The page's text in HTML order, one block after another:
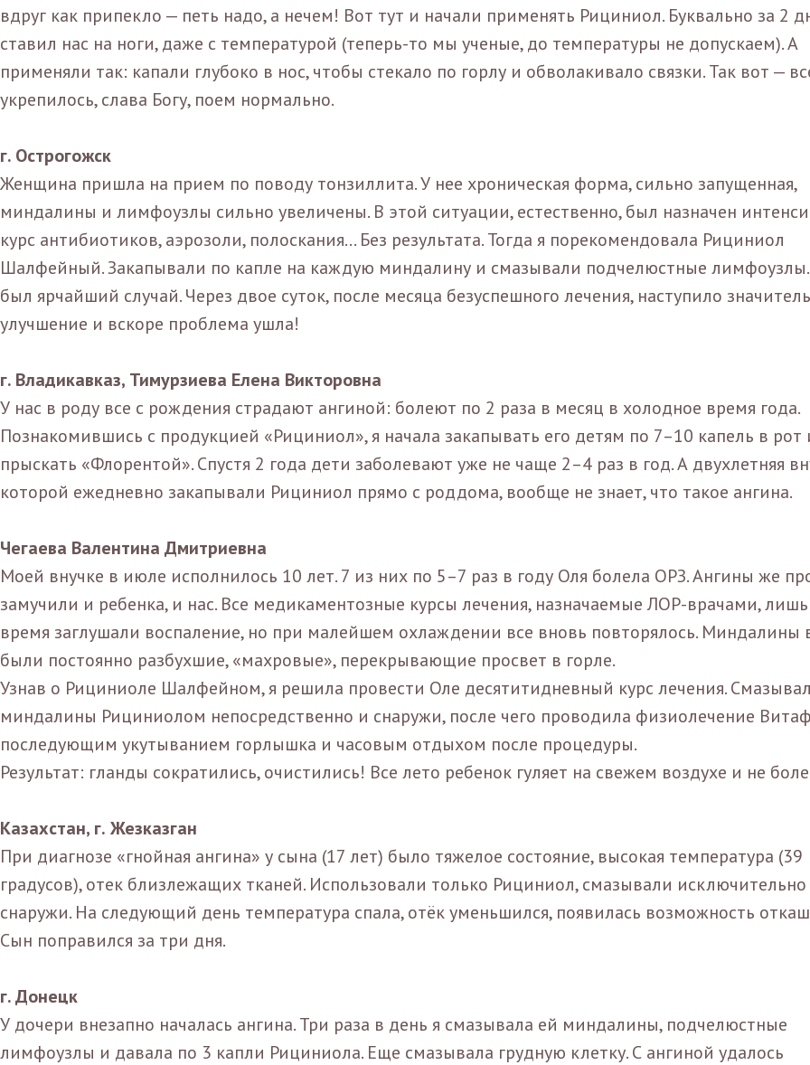
вдруг как припекло — петь надо, а нечем! Вот тут и начали применять Рициниол. Буквально за 2
ставил нас на ноги, даже с температурой (теперь-то мы ученые, до температуры не допускаем). А
применяли так: капали глубоко в нос, чтобы стекало по горлу и обволакивало связки. Так вот —
укрепилось, слава Богу, поем нормально.
г. Острогожск
Женщина пришла на прием по поводу тонзиллита. У нее хроническая форма, сильно запущенная,
миндалины и лимфоузлы сильно увеличены. В этой ситуации, естественно, был назначен
курс антибиотиков, аэрозоли, полоскания... Без результата. Тогда я порекомендовала Рициниол
Шалфейный. Закапывали по капле на каждую миндалину и смазывали подчелюстные
был ярчайший случай. Через двое суток, после месяца безуспешного лечения, наступило
улучшение и вскоре проблема ушла!
г. Владикавказ, Тимурзиева Елена Викторовна
У нас в роду все с рождения страдают ангиной: болеют по 2 раза в месяц в холодное время года.
Познакомившись с продукцией «Рициниол», я начала закапывать его детям по 7–10 капель в рот
прыскать «Флорентой». Спустя 2 года дети заболевают уже не чаще 2–4 раз в год. А двухлетняя
которой ежедневно закапывали Рициниол прямо с роддома, вообще не знает, что такое ангина.
Чегаева Валентина Дмитриевна
Моей внучке в июле исполнилось 10 лет. 7 из них по 5–7 раз в году Оля болела ОРЗ. Ангины же
замучили и ребенка, и нас. Все медикаментозные курсы лечения, назначаемые ЛОР-врачами,
время заглушали воспаление, но при малейшем охлаждении все вновь повторялось. Миндалины
были постоянно разбухшие, «махровые», перекрывающие просвет в горле.
Узнав о Рициниоле Шалфейном, я решила провести Оле десятитидневный курс лечения.
миндалины Рициниолом непосредственно и снаружи, после чего проводила физиолечение
последующим укутыванием горлышка и часовым отдыхом после процедуры.
Результат: гланды сократились, очистились! Все лето ребенок гуляет на свежем воздухе и не
Казахстан, г. Жезказган
При диагнозе «гнойная ангина» у сына (17 лет) было тяжелое состояние, высокая температура (39
градусов), отек близлежащих тканей. Использовали только Рициниол, смазывали исключительно
снаружи. На следующий день температура спала, отёк уменьшился, появилась возможность
Сын поправился за три дня.
г. Донецк
У дочери внезапно началась ангина. Три раза в день я смазывала ей миндалины, подчелюстные
лимфоузлы и давала по 3 капли Рициниола. Еще смазывала грудную клетку. С ангиной удалось